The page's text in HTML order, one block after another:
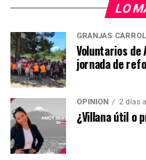
LO
GRANJAS CARROL
Voluntarios de
jornada de
OPINIÓN 2 días
¿Villana útil o